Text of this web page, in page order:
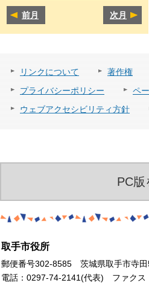
前月 次月
リンクについて 著作権
プライバシーポリシー
ペ
ウェブアクセシビリティ方針
PC版
取手市役所
郵便番号302-8585 茨城県取手市寺田
電話：0297-74-2141(代表) ファクス